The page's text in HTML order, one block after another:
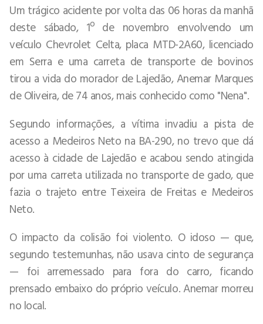
Um trágico acidente por volta das 06 horas da manhã
deste sábado, 1º de novembro envolvendo um
veículo Chevrolet Celta, placa MTD-2A60, licenciado
em Serra e uma carreta de transporte de bovinos
tirou a vida do morador de Lajedão, Anemar Marques
de Oliveira, de 74 anos, mais conhecido como "Nena".
Segundo informações, a vítima invadiu a pista de
acesso a Medeiros Neto na BA-290, no trevo que dá
acesso à cidade de Lajedão e acabou sendo atingida
por uma carreta utilizada no transporte de gado, que
fazia o trajeto entre Teixeira de Freitas e Medeiros
Neto.
O impacto da colisão foi violento. O idoso — que,
segundo testemunhas, não usava cinto de segurança
— foi arremessado para fora do carro, ficando
prensado embaixo do próprio veículo. Anemar morreu
no local.